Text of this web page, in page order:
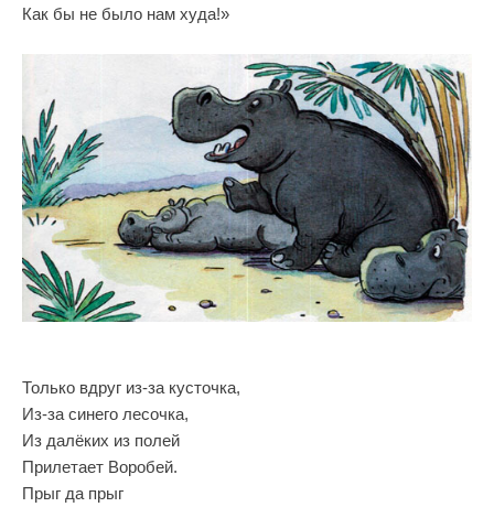
Как бы не было нам худа!»
Только вдруг из-за кусточка,
Из-за синего лесочка,
Из далёких из полей
Прилетает Воробей.
Прыг да прыг